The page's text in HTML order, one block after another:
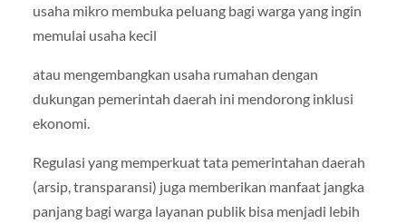
usaha mikro membuka peluang bagi warga yang ingin
memulai usaha kecil
atau mengembangkan usaha rumahan dengan
dukungan pemerintah daerah ini mendorong inklusi
ekonomi.
Regulasi yang memperkuat tata pemerintahan daerah
(arsip, transparansi) juga memberikan manfaat jangka
panjang bagi warga layanan publik bisa menjadi lebih